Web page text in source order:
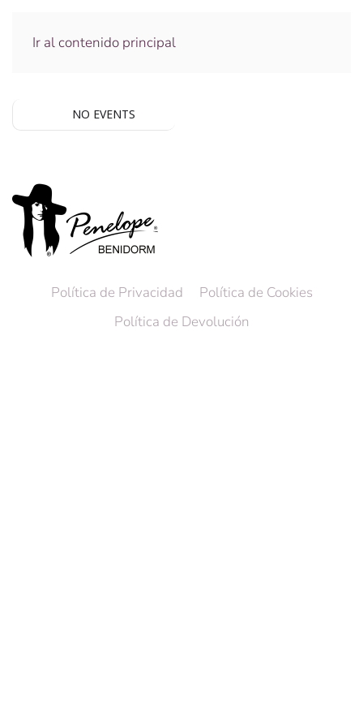
Ir al contenido principal
NO EVENTS
Política de Privacidad
Política de Cookies
Política de Devolución